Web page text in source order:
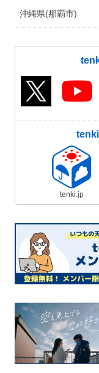
沖縄県(那覇市)
tenki.jp